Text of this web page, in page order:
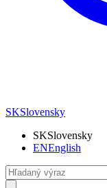
SKSlovensky
SKSlovensky
ENEnglish